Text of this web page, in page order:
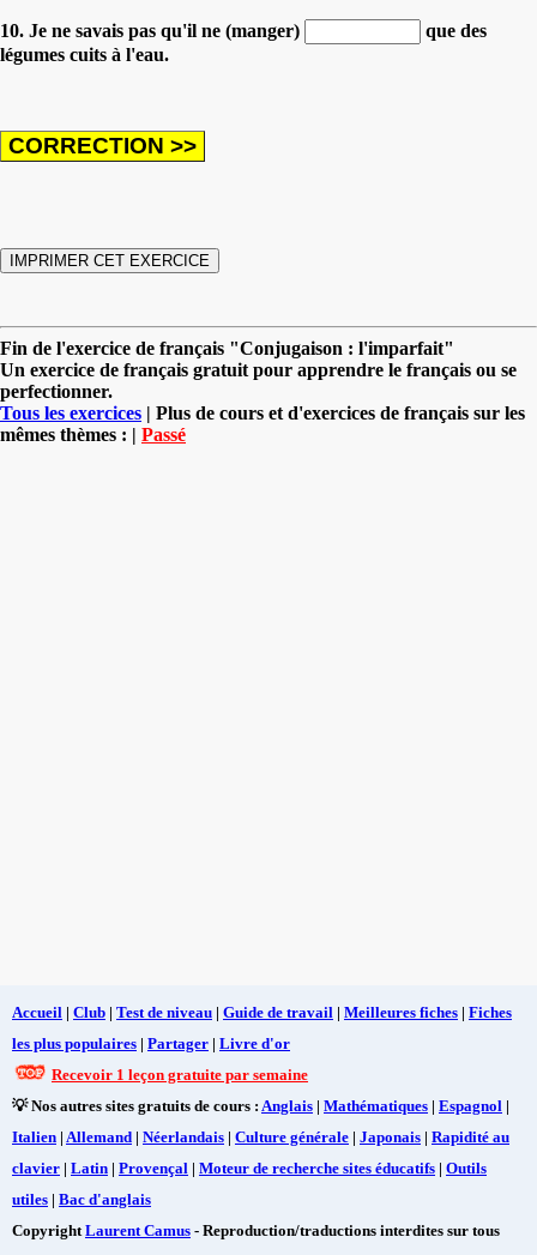
10. Je ne savais pas qu'il ne (manger)
que des
légumes cuits à l'eau.
Fin de l'exercice de français "Conjugaison : l'imparfait"
Un exercice de français gratuit pour apprendre le français ou se
perfectionner.
Tous les exercices | Plus de cours et d'exercices de français sur les
mêmes thèmes : | Passé
Accueil | Club | Test de niveau | Guide de travail | Meilleures fiches | Fiches
les plus populaires | Partager | Livre d'or
Recevoir 1 leçon gratuite par semaine
💡 Nos autres sites gratuits de cours : Anglais | Mathématiques | Espagnol |
Italien | Allemand | Néerlandais | Culture générale | Japonais | Rapidité au
clavier | Latin | Provençal | Moteur de recherche sites éducatifs | Outils
utiles | Bac d'anglais
Copyright Laurent Camus - Reproduction/traductions interdites sur tous